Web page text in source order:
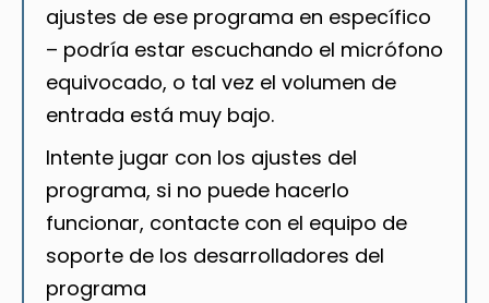
ajustes de ese programa en específico
– podría estar escuchando el micrófono
equivocado, o tal vez el volumen de
entrada está muy bajo.
Intente jugar con los ajustes del
programa, si no puede hacerlo
funcionar, contacte con el equipo de
soporte de los desarrolladores del
programa